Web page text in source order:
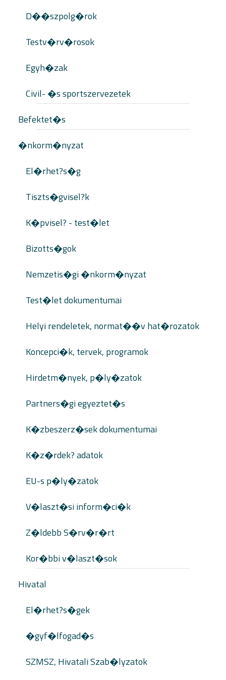
D��szpolg�rok
Testv�rv�rosok
Egyh�zak
Civil- �s sportszervezetek
Befektet�s
�nkorm�nyzat
El�rhet?s�g
Tiszts�gvisel?k
K�pvisel? - test�let
Bizotts�gok
Nemzetis�gi �nkorm�nyzat
Test�let dokumentumai
Helyi rendeletek, normat��v hat�rozatok
Koncepci�k, tervek, programok
Hirdetm�nyek, p�ly�zatok
Partners�gi egyeztet�s
K�zbeszerz�sek dokumentumai
K�z�rdek? adatok
EU-s p�ly�zatok
V�laszt�si inform�ci�k
Z�ldebb S�rv�r�rt
Kor�bbi v�laszt�sok
Hivatal
El�rhet?s�gek
�gyf�lfogad�s
SZMSZ, Hivatali Szab�lyzatok